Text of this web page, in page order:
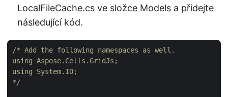
LocalFileCache.cs ve složce Models a přidejte
následující kód.
/* Add the following namespaces as well.
using Aspose.Cells.GridJs;
using System.IO;
*/